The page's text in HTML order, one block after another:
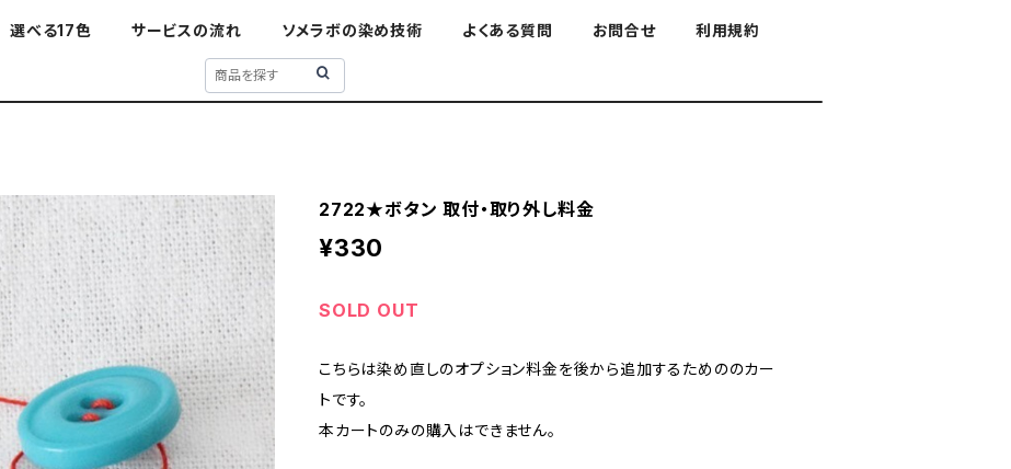
選べる17色 サービスの流れ ソメラボの染め技術 よくある質問 お問合せ 利用規約
2722★ボタン 取付・取り外し料金
¥330
SOLD OUT
こちらは染め直しのオプション料金を後から追加するためののカー
トです。
本カートのみの購入はできません。